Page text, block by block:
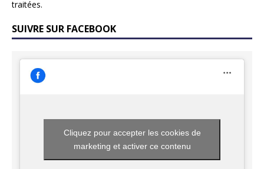
traitées.
SUIVRE SUR FACEBOOK
Cliquez pour accepter les cookies de
marketing et activer ce contenu